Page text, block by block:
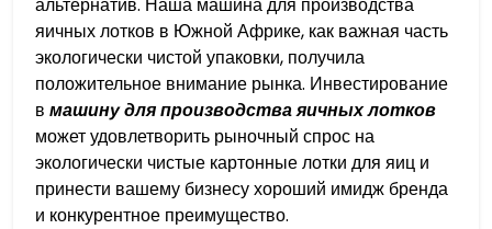
яичных лотков в Южной Африке, как важная часть
экологически чистой упаковки, получила
положительное внимание рынка. Инвестирование
в машину для производства яичных лотков
может удовлетворить рыночный спрос на
экологически чистые картонные лотки для яиц и
принести вашему бизнесу хороший имидж бренда
и конкурентное преимущество.